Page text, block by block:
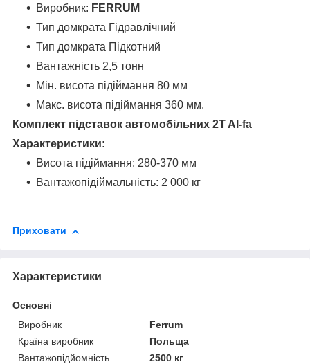
Виробник: FERRUM
Тип домкрата Гідравлічний
Тип домкрата Підкотний
Вантажність 2,5 тонн
Мін. висота підіймання 80 мм
Макс. висота підіймання 360 мм.
Комплект підставок автомобільних 2T Al-fa
Характеристики:
Висота підіймання: 280-370 мм
Вантажопідіймальність: 2 000 кг
Приховати
Характеристики
Основні
Виробник
Ferrum
Країна виробник
Польща
Вантажопідйомність
2500 кг